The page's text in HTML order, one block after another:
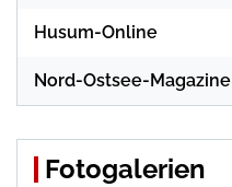
Husum-Online
Nord-Ostsee-Magazine
Fotogalerien